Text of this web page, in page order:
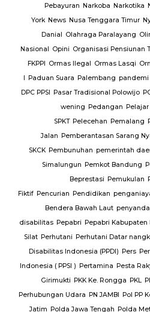
Pebayuran Narkoba Narkotika
York News Nusa Tenggara Timur
Danial Olahraga Paralayang
Nasional Opini Organisasi Pensiunan
FKPPI Ormas Ilegal Ormas Lasqi
I Paduan Suara Palembang pandemi
DPC PPSI Pasar Tradisional Polowijo
wening Pedangan Pelajar
SPKT Pelecehan Pemalang
Jalan Pemberantasan Sarang
SKCK Pembunuhan pemerintah
Simalungun Pemkot Bandung
Beprestasi Pemukulan
Fiktif Pencurian Pendidikan
Bendera Bawah Laut
disabilitas Pepabri Pepabri Kabupaten
Silat Perhutani Perhutani Datar
Disabilitas Indonesia (PPDI) Pers
Indonesia ( PPSI ) Pertamina Pesta
Girimukti PKK Ke. Rongga PKL
Perhubungan Udara PN JAMBI Pol PP
Jatim Polda Jawa Tengah Polda